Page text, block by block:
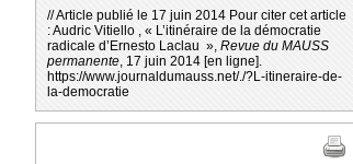
// Article publié le 17 juin 2014 Pour citer cet article
:Audric Vitiello , « L’itinéraire de la démocratie
radicale d’Ernesto Laclau », Revue du MAUSS
permanente, 17 juin 2014 [en ligne].
https://www.journaldumauss.net/./?L-itineraire-de-
la-democratie